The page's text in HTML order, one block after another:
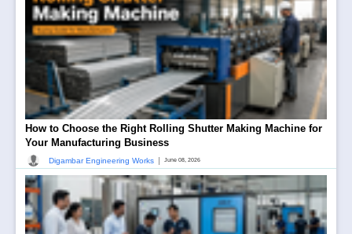
How to Choose the Right Rolling Shutter Making Machine for
Your Manufacturing Business
Digambar Engineering Works June 08, 2026